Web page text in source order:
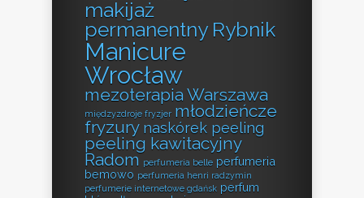
makijaż
permanentny Rybnik
Manicure
Wrocław
mezoterapia Warszawa
międzyzdroje fryzjer młodzieńcze
fryzury naskórek peeling
peeling kawitacyjny
Radom perfumeria belle perfumeria
bemowo perfumeria henri radzymin
perfumerie internetowe gdańsk perfum